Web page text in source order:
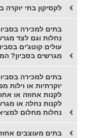
לקסיקון בתי יוקרה
בתים למכירה
נחלות וגם לצד
עולים קוטג'ים
מגרשים בסביון?
בתים למכירה
יוקרתיות או וילות
לקנות אחוזה או
לקנות נחלה או
נחלות מחלום
בתים מעוצבים